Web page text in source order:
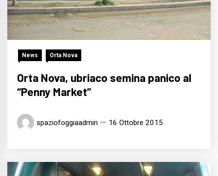
News Orta Nova
Orta Nova, ubriaco semina panico al
“Penny Market”
spaziofoggiaadmin 16 Ottobre 2015